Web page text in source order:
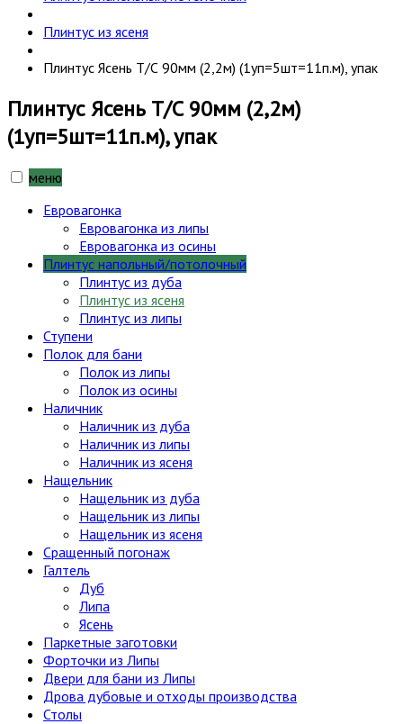
Плинтус из ясеня
Плинтус Ясень Т/С 90мм (2,2м) (1уп=5шт=11п.м), упак
Плинтус Ясень Т/С 90мм (2,2м)
(1уп=5шт=11п.м), упак
меню
Евровагонка
Евровагонка из липы
Евровагонка из осины
Плинтус напольный/потолочный
Плинтус из дуба
Плинтус из ясеня
Плинтус из липы
Ступени
Полок для бани
Полок из липы
Полок из осины
Наличник
Наличник из дуба
Наличник из липы
Наличник из ясеня
Нащельник
Нащельник из дуба
Нащельник из липы
Нащельник из ясеня
Сращенный погонаж
Галтель
Дуб
Липа
Ясень
Паркетные заготовки
Форточки из Липы
Двери для бани из Липы
Дрова дубовые и отходы производства
Столы